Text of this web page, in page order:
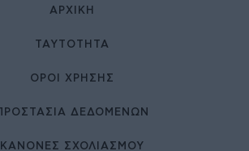
ΑΡΧΙΚΉ
ΤΑΥΤΌΤΗΤΑ
ΌΡΟΙ ΧΡΉΣΗΣ
ΠΡΟΣΤΑΣΙΑ ΔΕΔΟΜΕΝΩΝ
ΚΑΝΟΝΕΣ ΣΧΟΛΙΑΣΜΟΥ